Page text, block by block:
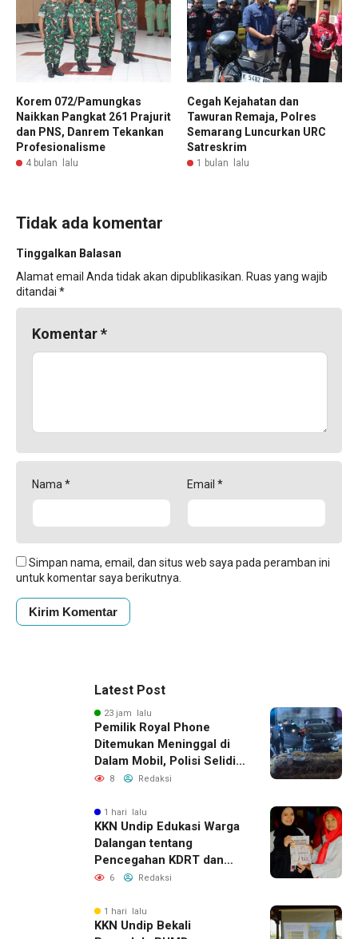
Korem 072/Pamungkas
Naikkan Pangkat 261 Prajurit
dan PNS, Danrem Tekankan
Profesionalisme
4 bulan lalu
Cegah Kejahatan dan
Tawuran Remaja, Polres
Semarang Luncurkan URC
Satreskrim
1 bulan lalu
Tidak ada komentar
Tinggalkan Balasan
Alamat email Anda tidak akan dipublikasikan. Ruas yang wajib
ditandai *
Komentar*
Nama * Email *
Simpan nama, email, dan situs web saya pada peramban ini
untuk komentar saya berikutnya.
Latest Post
23 jam lalu
Pemilik Royal Phone
Ditemukan Meninggal di
Dalam Mobil, Polisi Selidiki
Dugaan Keterkaitan
8 Redaksi
1 hari lalu
KKN Undip Edukasi Warga
Dalangan tentang
Pencegahan KDRT dan
Komunikasi Keluarga
6 Redaksi
1 hari lalu
KKN Undip Bekali